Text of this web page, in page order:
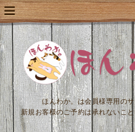
ほんわか。は会員様専用の
新規お客様のご予約は承れないこ